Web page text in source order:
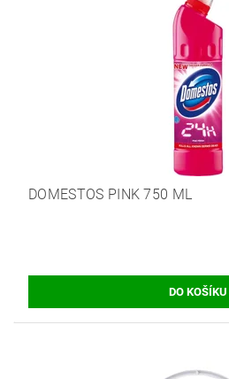
DOMESTOS PINK 750 ML